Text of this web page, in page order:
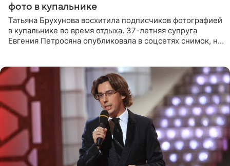
фото в купальнике
Татьяна Брухунова восхитила подписчиков фотографией
в купальнике во время отдыха. 37-летняя супруга
Евгения Петросяна опубликовала в соцсетях снимок, на